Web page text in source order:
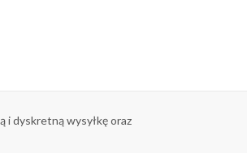
i dyskretną wysyłkę oraz